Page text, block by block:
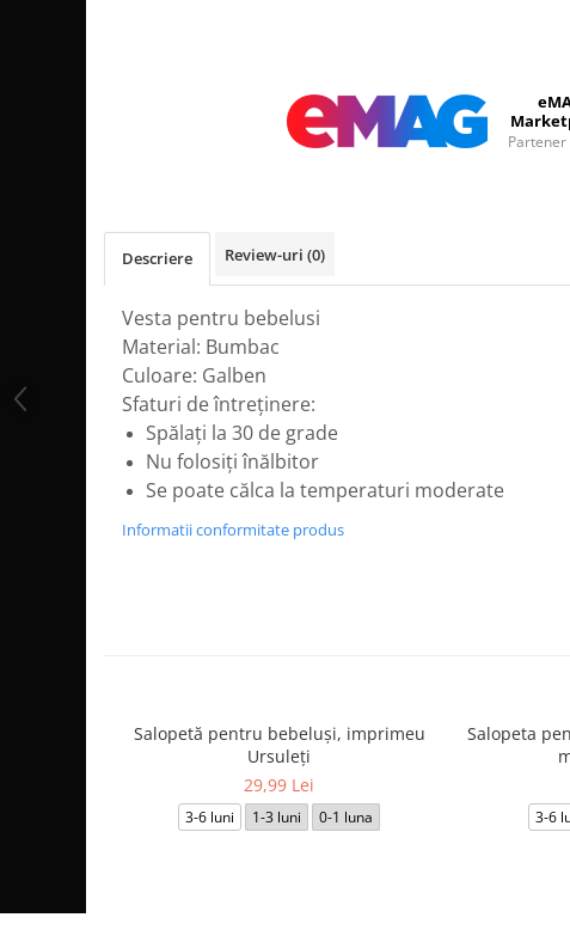
Facebook
Partener
Descriere Review-uri (0)
Vesta pentru bebelusi
Material: Bumbac
Culoare: Galben
Sfaturi de întreținere:
Spălați la 30 de grade
Nu folosiți înălbitor
Se poate călca la temperaturi moderate
Informatii conformitate produs
Salopetă pentru bebeluși, imprimeu
Ursuleți
29,99 Lei
3-6 luni 1-3 luni 0-1 luna
Salopeta
3-6